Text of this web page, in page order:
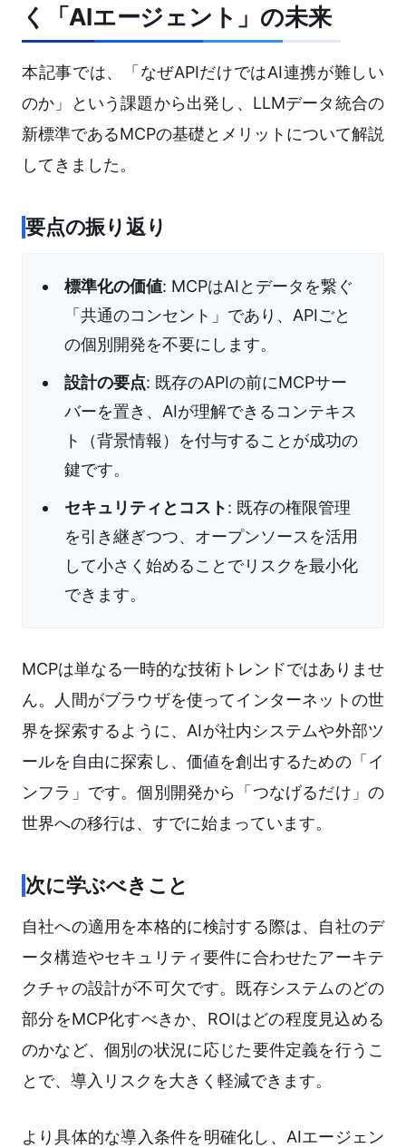
く「AIエージェント」の未来
本記事では、「なぜAPIだけではAI連携が難しい
のか」という課題から出発し、LLMデータ統合の
新標準であるMCPの基礎とメリットについて解説
してきました。
要点の振り返り
標準化の価値: MCPはAIとデータを繋ぐ
「共通のコンセント」であり、APIごと
の個別開発を不要にします。
設計の要点: 既存のAPIの前にMCPサー
バーを置き、AIが理解できるコンテキス
ト（背景情報）を付与することが成功の
鍵です。
セキュリティとコスト: 既存の権限管理
を引き継ぎつつ、オープンソースを活用
して小さく始めることでリスクを最小化
できます。
MCPは単なる一時的な技術トレンドではありませ
ん。人間がブラウザを使ってインターネットの世
界を探索するように、AIが社内システムや外部ツ
ールを自由に探索し、価値を創出するための「イ
ンフラ」です。個別開発から「つなげるだけ」の
世界への移行は、すでに始まっています。
次に学ぶべきこと
自社への適用を本格的に検討する際は、自社のデ
ータ構造やセキュリティ要件に合わせたアーキテ
クチャの設計が不可欠です。既存システムのどの
部分をMCP化すべきか、ROIはどの程度見込める
のかなど、個別の状況に応じた要件定義を行うこ
とで、導入リスクを大きく軽減できます。
より具体的な導入条件を明確化し、AIエージェン